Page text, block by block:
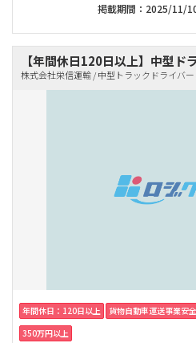
掲載期間：2025/11/
【年間休日120日以上】中型ド
株式会社栄信運輸 / 中型トラックドライバー
年間休日：120日以上
貨物自動車運送事業安
350万円以上